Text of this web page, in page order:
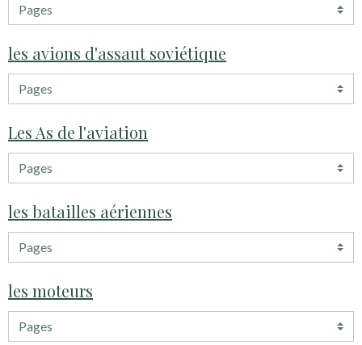
les avions d'assaut soviétique
Les As de l'aviation
les batailles aériennes
les moteurs